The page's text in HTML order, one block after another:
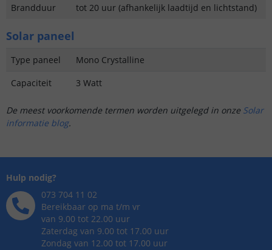
Brandduur
tot 20 uur (afhankelijk laadtijd en lichtstand)
Solar paneel
Type paneel
Mono Crystalline
Capaciteit
3 Watt
De meest voorkomende termen worden uitgelegd in onze Solar
informatie blog.
Hulp nodig?
073 704 11 02
Bereikbaar op ma t/m vr
van 9.00 tot 22.00 uur
Zaterdag van 9.00 tot 17.00 uur
Zondag van 12.00 tot 17.00 uur